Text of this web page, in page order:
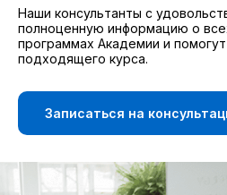
Наши консультанты с
полноценную информацию о
программах Академии и
подходящего курса.
Записаться на